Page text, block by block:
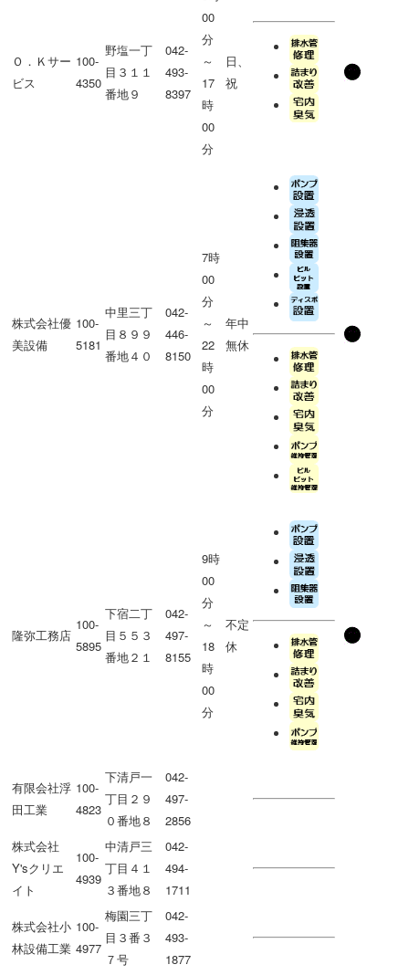
Ｏ．Ｋサー
ビス
100-
4350
野塩一丁
目３１１
番地９
042-
493-
8397
00
分
～
17
時
00
分
日、
祝
株式会社優
美設備
100-
5181
中里三丁
目８９９
番地４０
042-
446-
8150
7時
00
分
～
22
時
00
分
年中
無休
隆弥工務店
100-
5895
下宿二丁
目５５３
番地２１
042-
497-
8155
9時
00
分
～
18
時
00
分
不定
休
有限会社浮
田工業
100-
4823
下清戸一
丁目２９
０番地８
042-
497-
2856
株式会社
Y'sクリエ
イト
100-
4939
中清戸三
丁目４１
３番地８
042-
494-
1711
株式会社小
林設備工業
100-
4977
梅園三丁
目３番３
７号
042-
493-
1877